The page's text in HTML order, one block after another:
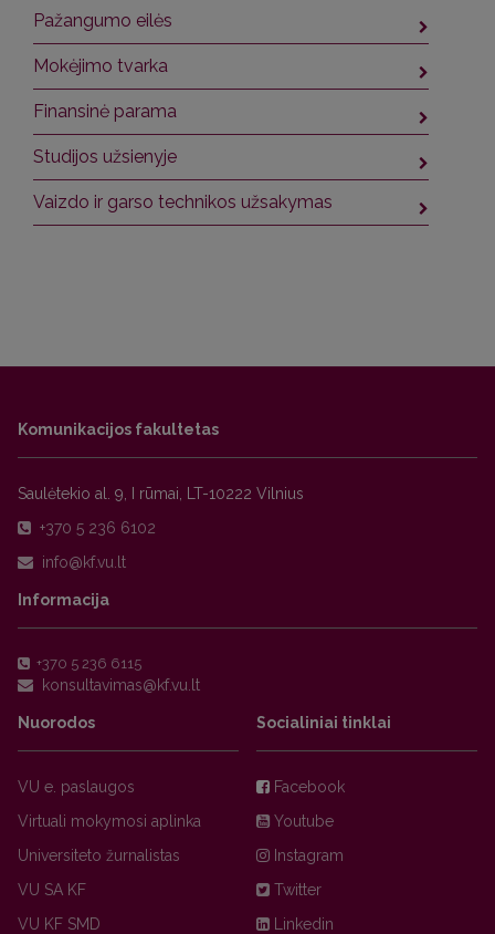
Pažangumo eilės
Mokėjimo tvarka
Finansinė parama
Studijos užsienyje
Vaizdo ir garso technikos užsakymas
Komunikacijos fakultetas
Saulėtekio al. 9, I rūmai, LT-10222 Vilnius
+370 5 236 6102
Informacija
+370 5 236 6115
Nuorodos
VU e. paslaugos
Virtuali mokymosi aplinka
Universiteto žurnalistas
VU SA KF
VU KF SMD
Socialiniai tinklai
Facebook
Youtube
Instagram
Twitter
Linkedin